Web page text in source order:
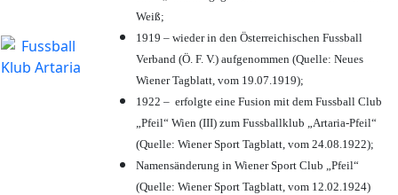
Weiß;
1919 – wieder in den Österreichischen Fussball
Verband (Ö. F. V.) aufgenommen (Quelle: Neues
Wiener Tagblatt, vom 19.07.1919);
1922 – erfolgte eine Fusion mit dem Fussball Club
„Pfeil“ Wien (III) zum Fussballklub „Artaria-Pfeil“
(Quelle: Wiener Sport Tagblatt, vom 24.08.1922);
Namensänderung in Wiener Sport Club „Pfeil“
(Quelle: Wiener Sport Tagblatt, vom 12.02.1924)